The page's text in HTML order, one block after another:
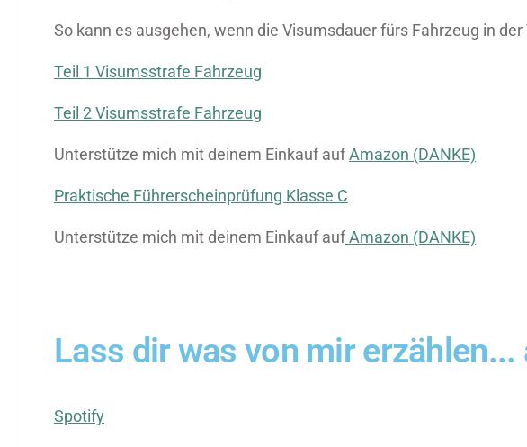
So kann es ausgehen, wenn die Visumsdauer fürs Fahrzeug in
Teil 1 Visumsstrafe Fahrzeug
Teil 2 Visumsstrafe Fahrzeug
Unterstütze mich mit deinem Einkauf aufAmazon (DANKE)
Praktische Führerscheinprüfung Klasse C
Unterstütze mich mit deinem Einkauf aufAmazon (DANKE)
Lass dir was von mir erzählen...
Spotify